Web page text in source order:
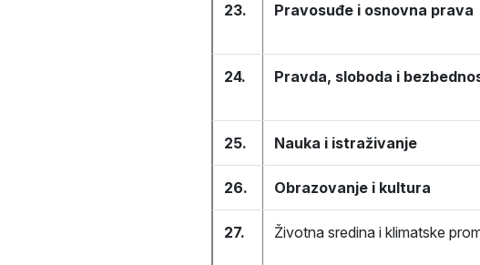
23. Pravosuđe i osnovna prava
24. Pravda, sloboda i
25. Nauka i istraživanje
26. Obrazovanje i kultura
27. Životna sredina i klimatske